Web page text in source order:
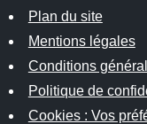
Plan du site
Mentions légales
Conditions
Politique de
Cookies : Vos